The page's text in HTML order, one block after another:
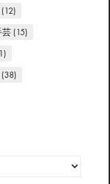
(12)
芸 (15)
(38)